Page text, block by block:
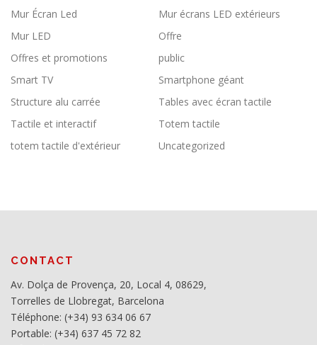
Mur Écran Led
Mur écrans LED extérieurs
Mur LED
Offre
Offres et promotions
public
Smart TV
Smartphone géant
Structure alu carrée
Tables avec écran tactile
Tactile et interactif
Totem tactile
totem tactile d'extérieur
Uncategorized
CONTACT
Av. Dolça de Provença, 20, Local 4, 08629,
Torrelles de Llobregat, Barcelona
Téléphone: (+34) 93 634 06 67
Portable: (+34) 637 45 72 82